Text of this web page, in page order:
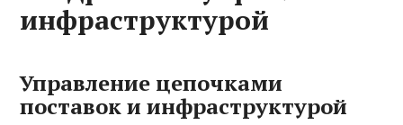
инфраструктурой
Управление цепочками
поставок и инфраструктурой